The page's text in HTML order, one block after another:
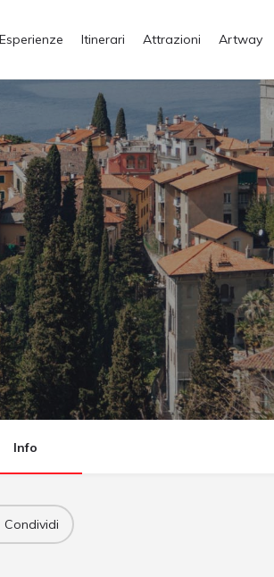
Esperienze Itinerari Attrazioni Artway
Info
Condividi